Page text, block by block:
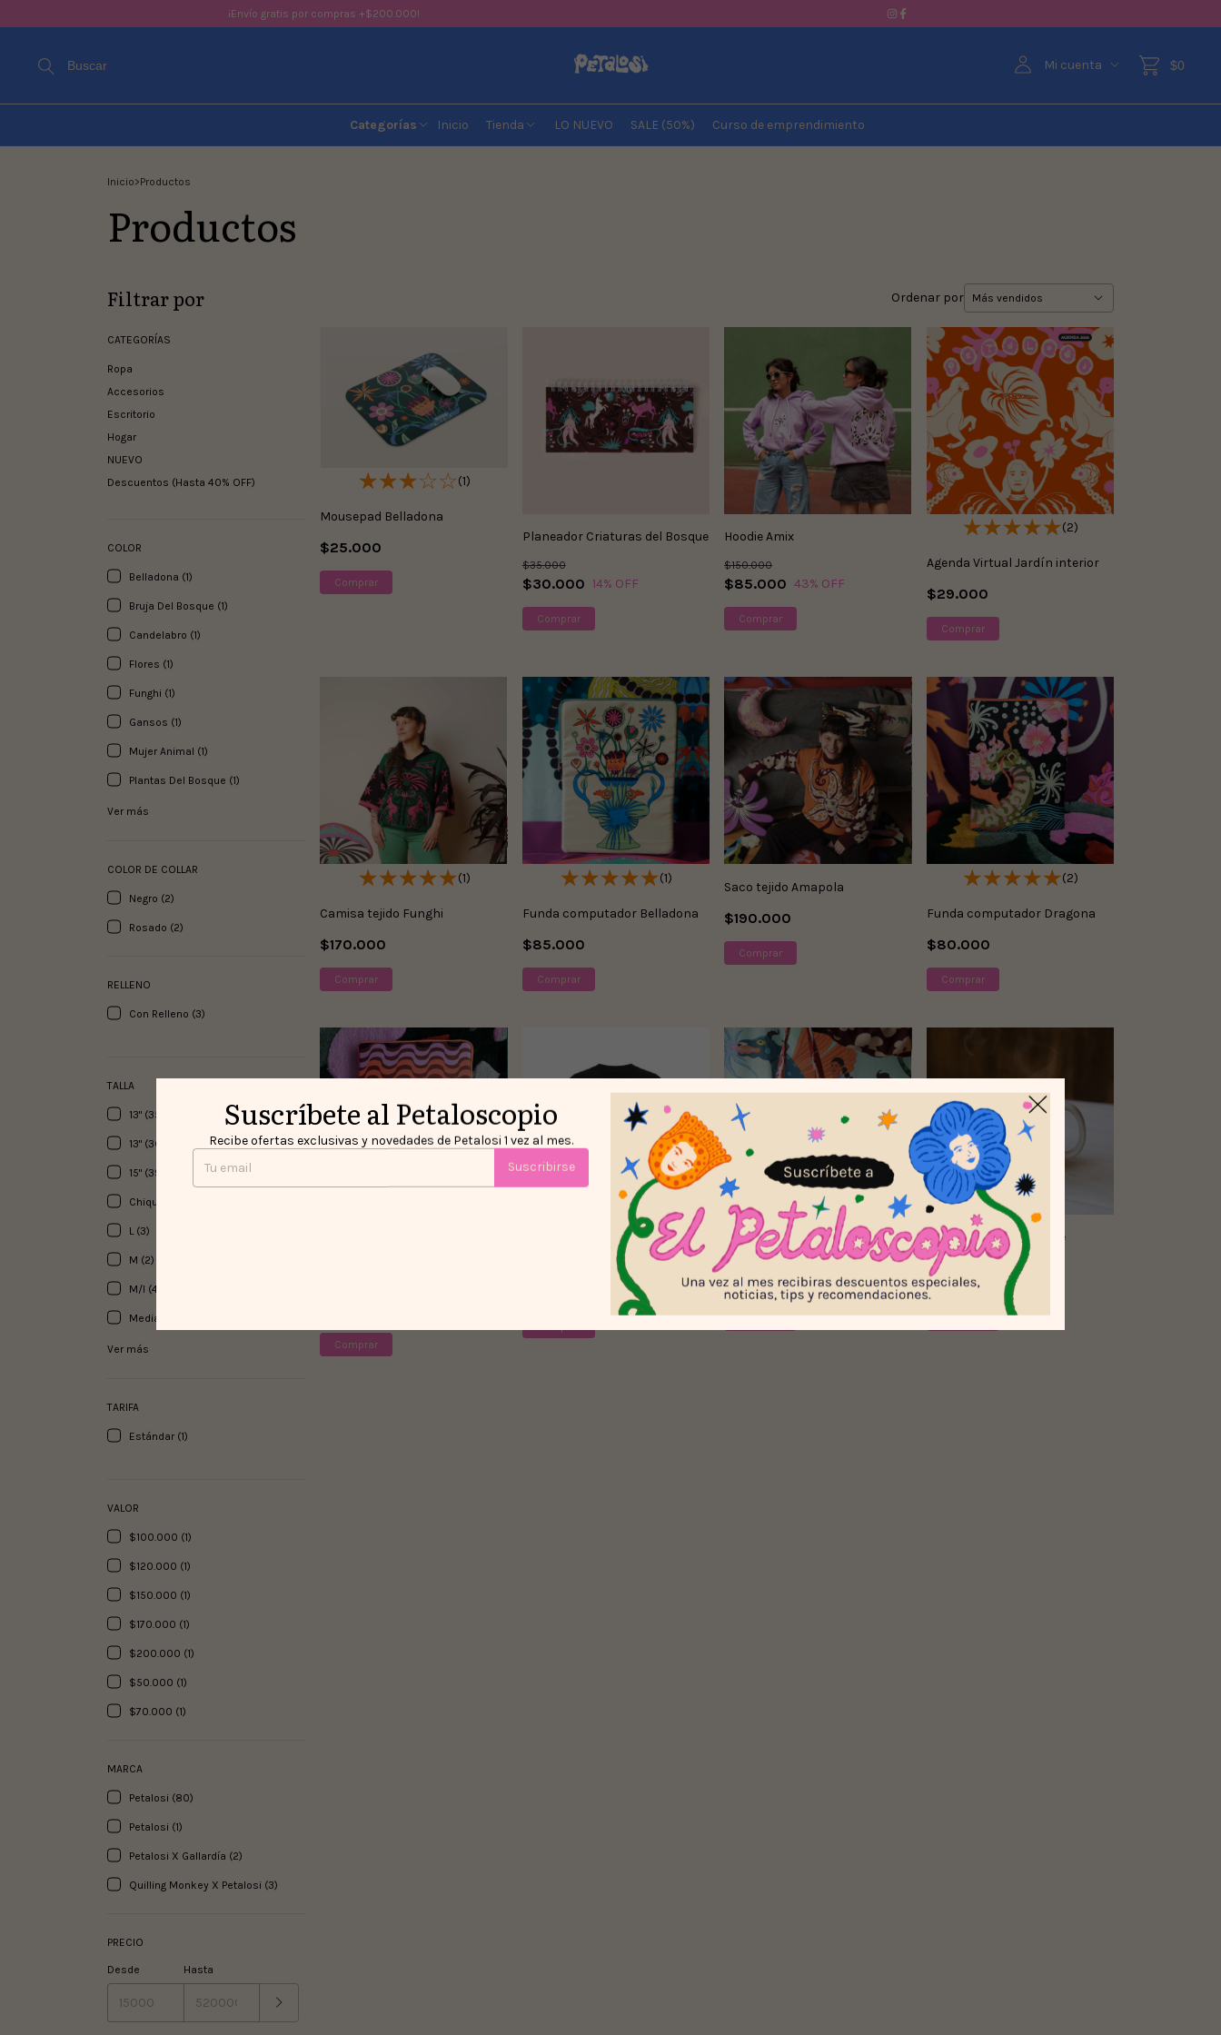
¡Envío gratis por compras +$200.000!
Buscar Mi cuenta $0
Categorías Inicio Tienda LO NUEVO SALE (50%) Curso de emprendimiento
Inicio>Productos
Productos
Filtrar por
CATEGORÍAS
Ropa
Accesorios
Escritorio
Hogar
NUEVO
Descuentos (Hasta 40% OFF)
COLOR
Belladona (1)
Bruja Del Bosque (1)
Candelabro (1)
Flores (1)
Funghi (1)
Gansos (1)
Mujer Animal (1)
Plantas Del Bosque (1)
Ver más
COLOR DE COLLAR
Negro (2)
Rosado (2)
RELLENO
Con Relleno (3)
TALLA
13" (35cm X 25cm) (2)
13" (36cm X 25cm) (1)
15" (39cm X 30cm) (3)
Chiquita (1)
L (3)
M (2)
M/l (4)
Mediana (1)
Ver más
TARIFA
Estándar (1)
VALOR
$100.000 (1)
$120.000 (1)
$150.000 (1)
$170.000 (1)
$200.000 (1)
$50.000 (1)
$70.000 (1)
MARCA
Petalosi (80)
Petalosi (1)
Petalosi X Gallardía (2)
Quilling Monkey X Petalosi (3)
PRECIO
Desde Hasta
Ordenar por
(1)
Mousepad Belladona
$25.000
Planeador Criaturas del Bosque
$30.000
$35.000
14% OFF
Hoodie Amix
$85.000
$150.000
43% OFF
Comprar
(2)
Agenda Virtual Jardín interior
$29.000
(1)
Camisa tejido Funghi
$170.000
Comprar
(1)
Funda computador Belladona
$85.000
Comprar
Saco tejido Amapola
$190.000
Comprar
(2)
Funda computador Dragona
$80.000
Comprar
Comprar
Camiseta Caballo de fuego
Tote Bag Transformación
$70.000
$75.000
7% OFF
Pocillo Hada del Bosque
$25.000
$30.000
17% OFF
Suscríbete al Petaloscopio
Recibe ofertas exclusivas y novedades de Petalosi 1 vez al mes.
Suscribirse